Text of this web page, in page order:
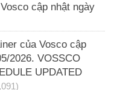
cập nhật ngày
của Vosco cập
2026. VOSSCO
UPDATED